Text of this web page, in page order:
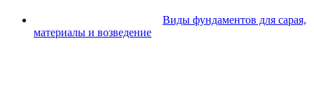
Виды фундаментов для сарая,
материалы и возведение